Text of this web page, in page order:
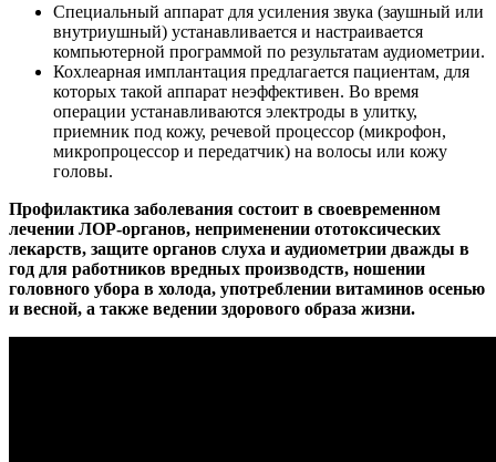
Специальный аппарат для усиления звука (заушный или
внутриушный) устанавливается и настраивается
компьютерной программой по результатам аудиометрии.
Кохлеарная имплантация предлагается пациентам, для
которых такой аппарат неэффективен. Во время
операции устанавливаются электроды в улитку,
приемник под кожу, речевой процессор (микрофон,
микропроцессор и передатчик) на волосы или кожу
головы.
Профилактика заболевания состоит в своевременном
лечении ЛОР-органов, неприменении ототоксических
лекарств, защите органов слуха и аудиометрии дважды в
год для работников вредных производств, ношении
головного убора в холода, употреблении витаминов осенью
и весной, а также ведении здорового образа жизни.